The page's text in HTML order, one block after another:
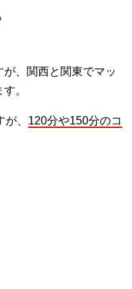
、関西と関東でマッ
。
、 120分や150分のコ